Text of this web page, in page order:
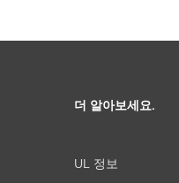
더 알아보세요.
UL 정보